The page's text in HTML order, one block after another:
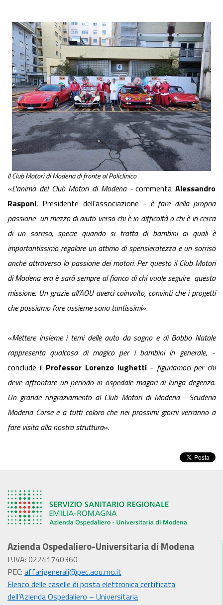
Il Club Motori di Modena di fronte al Policlinico
«L'anima del Club Motori di Modena -commenta Alessandro
Rasponi, Presidente dell’associazione - è fare della propria
passione un mezzo di aiuto verso chi è in difficoltà o chi è in cerca
di un sorriso, specie quando si tratta di bambini ai quali è
importantissimo regalare un attimo di spensieratezza e un sorriso
anche attraverso la passione dei motori. Per questo il Club Motori
di Modena era è sarà sempre al fianco di chi vuole seguire questa
missione. Un grazie all’AOU averci coinvolto, convinti che i progetti
che possiamo fare assieme sono tantissimi».
«Mettere insieme i temi delle auto da sogno e di Babbo Natale
rappresenta qualcosa di magico per i bambini in generale, -
conclude il Professor Lorenzo Iughetti- figuriamoci per chi
deve affrontare un periodo in ospedale magari di lunga degenza.
Un grande ringraziamento al Club Motori di Modena - Scuderia
Modena Corse e a tutti coloro che nei prossimi giorni verranno a
fare visita alla nostra struttura».
Azienda Ospedaliero-Universitaria di Modena
P.IVA: 02241740360
PEC: affarigenerali@pec.aou.mo.it
Elenco delle caselle di posta elettronica certificata
dell’Azienda Ospedaliero – Universitaria